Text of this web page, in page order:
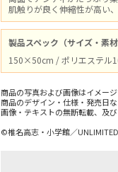
肌触りが良く伸縮性が高い
製品スペック（サイズ・素材
150×50cm / ポリエステル
商品の写真および画像はイメー
商品のデザイン・仕様・発売日
画像・テキストの無断転載、及
©椎名高志・小学館／